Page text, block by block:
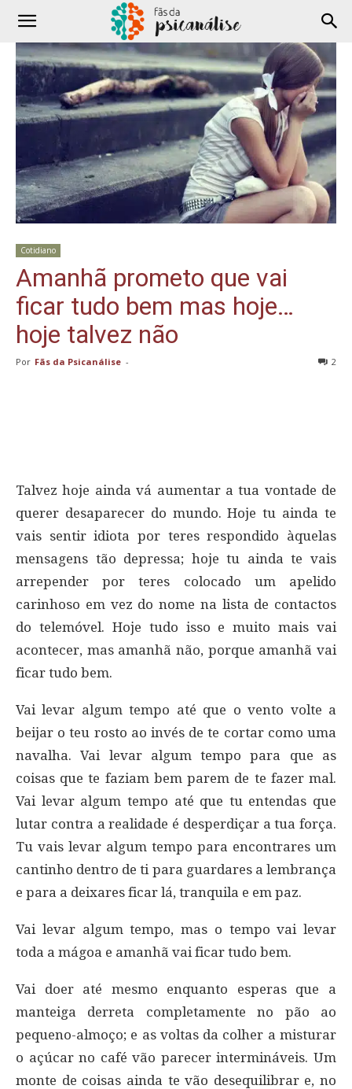
Cotidiano
Amanhã prometo que vai
ficar tudo bem mas hoje…
hoje talvez não
Por Fãs da Psicanálise - 2
Talvez hoje ainda vá aumentar a tua vontade de
querer desaparecer do mundo. Hoje tu ainda te
vais sentir idiota por teres respondido àquelas
mensagens tão depressa; hoje tu ainda te vais
arrepender por teres colocado um apelido
carinhoso em vez do nome na lista de contactos
do telemóvel. Hoje tudo isso e muito mais vai
acontecer, mas amanhã não, porque amanhã vai
ficar tudo bem.
Vai levar algum tempo até que o vento volte a
beijar o teu rosto ao invés de te cortar como uma
navalha. Vai levar algum tempo para que as
coisas que te faziam bem parem de te fazer mal.
Vai levar algum tempo até que tu entendas que
lutar contra a realidade é desperdiçar a tua força.
Tu vais levar algum tempo para encontrares um
cantinho dentro de ti para guardares a lembrança
e para a deixares ficar lá, tranquila e em paz.
Vai levar algum tempo, mas o tempo vai levar
toda a mágoa e amanhã vai ficar tudo bem.
Vai doer até mesmo enquanto esperas que a
manteiga derreta completamente no pão ao
pequeno-almoço; e as voltas da colher a misturar
o açúcar no café vão parecer intermináveis. Um
monte de coisas ainda te vão desequilibrar e, no